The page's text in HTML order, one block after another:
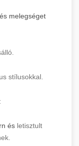
melegséget
stílusokkal.
és letisztult